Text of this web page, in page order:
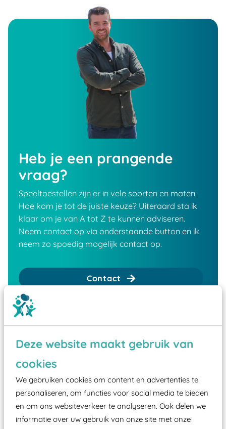
Deze website maakt gebruik van
cookies
We gebruiken cookies om content en advertenties te
personaliseren, om functies voor social media te bieden
en om ons websiteverkeer te analyseren. Ook delen we
informatie over uw gebruik van onze site met onze
Heb je een prangende
vraag?
Speeltoestellen zijn er in vele soorten en maten.
Hoe kom je tot de juiste keuze? Uiteraard sta ik
klaar om je van A tot Z te kunnen adviseren.
Neem contact op via onderstaande button en ik
neem zo spoedig mogelijk contact op.
Contact